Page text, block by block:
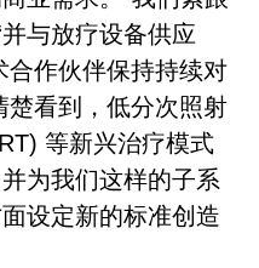
与放疗设备供应
合作伙伴保持持续对
楚看到，低分次照射
等新兴治疗模式
为我们这样的子系
设定新的标准创造